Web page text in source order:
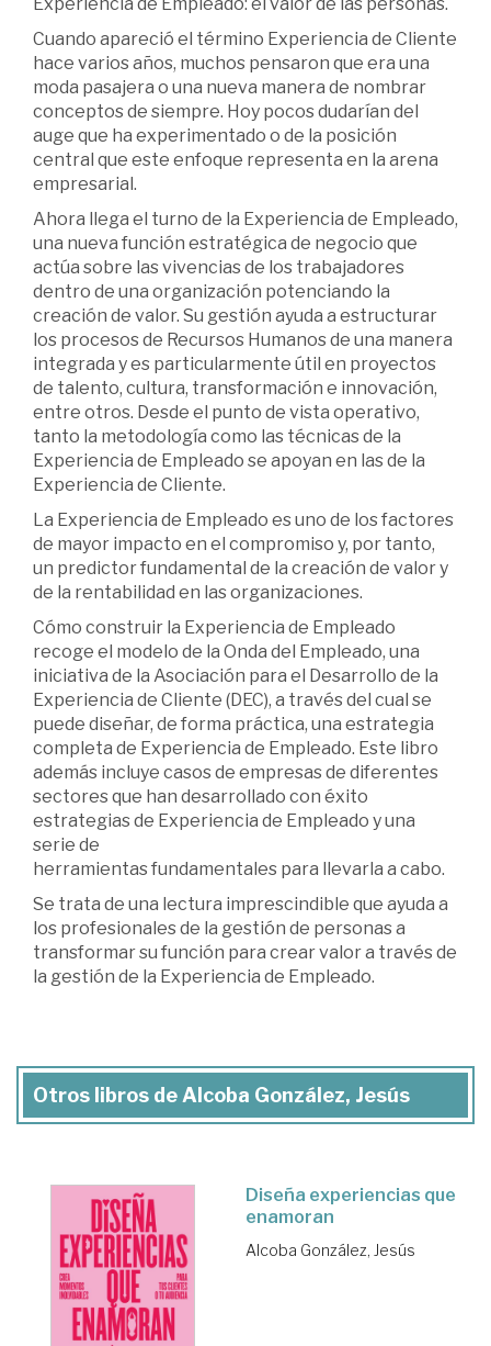
Cuando apareció el término Experiencia de Cliente
hace varios años, muchos pensaron que era una
moda pasajera o una nueva manera de nombrar
conceptos de siempre. Hoy pocos dudarían del
auge que ha experimentado o de la posición
central que este enfoque representa en la arena
empresarial.
Ahora llega el turno de la Experiencia de Empleado,
una nueva función estratégica de negocio que
actúa sobre las vivencias de los trabajadores
dentro de una organización potenciando la
creación de valor. Su gestión ayuda a estructurar
los procesos de Recursos Humanos de una manera
integrada y es particularmente útil en proyectos
de talento, cultura, transformación e innovación,
entre otros. Desde el punto de vista operativo,
tanto la metodología como las técnicas de la
Experiencia de Empleado se apoyan en las de la
Experiencia de Cliente.
La Experiencia de Empleado es uno de los factores
de mayor impacto en el compromiso y, por tanto,
un predictor fundamental de la creación de valor y
de la rentabilidad en las organizaciones.
Cómo construir la Experiencia de Empleado
recoge el modelo de la Onda del Empleado, una
iniciativa de la Asociación para el Desarrollo de la
Experiencia de Cliente (DEC), a través del cual se
puede diseñar, de forma práctica, una estrategia
completa de Experiencia de Empleado. Este libro
además incluye casos de empresas de diferentes
sectores que han desarrollado con éxito
estrategias de Experiencia de Empleado y una
serie de
herramientas fundamentales para llevarla a cabo.
Se trata de una lectura imprescindible que ayuda a
los profesionales de la gestión de personas a
transformar su función para crear valor a través de
la gestión de la Experiencia de Empleado.
Otros libros de Alcoba González, Jesús
Diseña experiencias que
enamoran
Alcoba González, Jesús